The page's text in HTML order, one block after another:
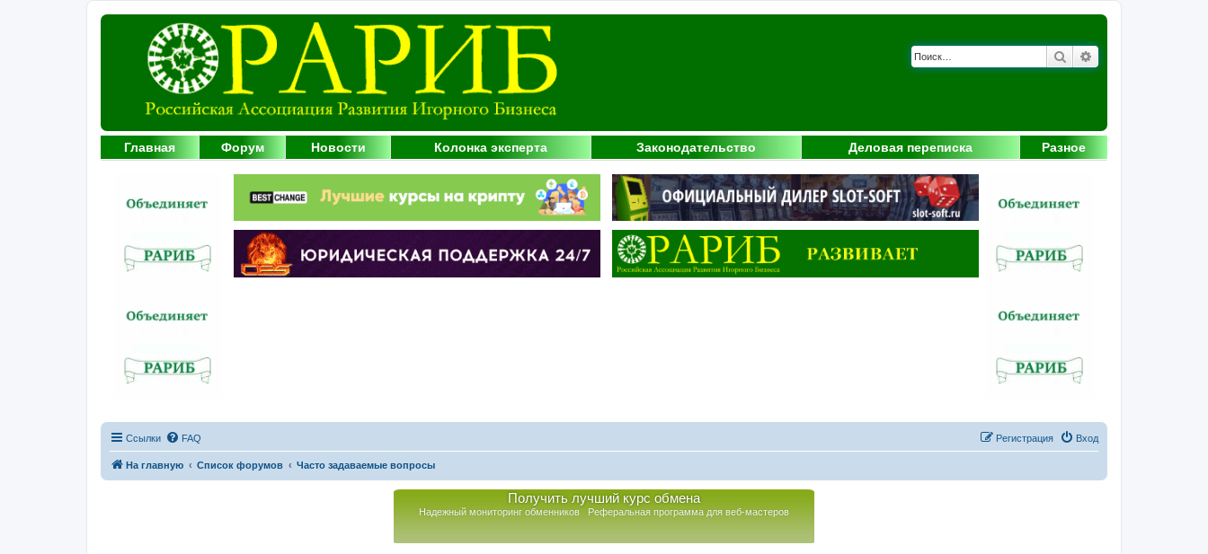
Поиск
Главная Форум Новости Колонка эксперта Законодательство Деловая переписка Разное
Ссылки FAQ Вход
Регистрация
На главную Список форумов Часто задаваемые вопросы
Получить лучший курс обмена
Надежный мониторинг обменников Реферальная программа для веб-мастеров